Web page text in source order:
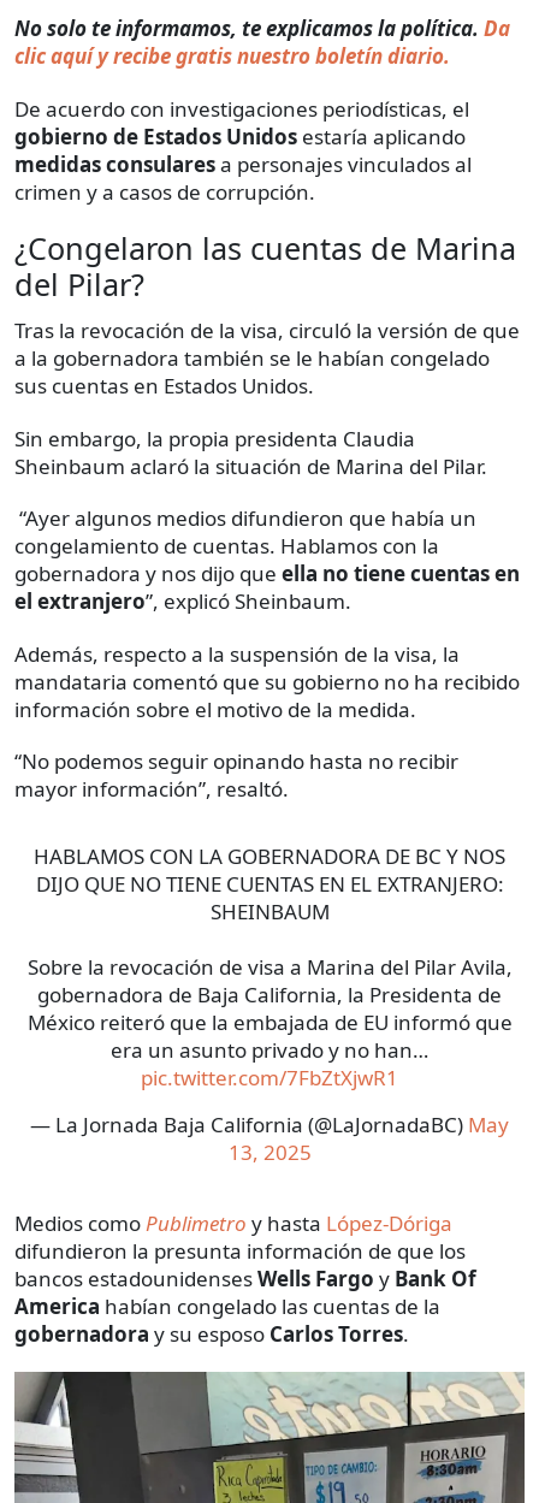
No solo te informamos, te explicamos la política. Da
clic aquí y recibe gratis nuestro boletín diario.
De acuerdo con investigaciones periodísticas, el
gobierno de Estados Unidos estaría aplicando
medidas consularesa personajes vinculados al
crimen y a casos de corrupción.
¿Congelaron las cuentas de Marina
del Pilar?
Tras la revocación de la visa, circuló la versión de que
a la gobernadora también se le habían congelado
sus cuentas en Estados Unidos.
Sin embargo, la propia presidenta Claudia
Sheinbaum aclaró la situación de Marina del Pilar.
“Ayer algunos medios difundieron que había un
congelamiento de cuentas. Hablamos con la
gobernadora y nos dijo que ella no tiene cuentas en
el extranjero”, explicó Sheinbaum.
Además, respecto a la suspensión de la visa, la
mandataria comentó que su gobierno no ha recibido
información sobre el motivo de la medida.
“No podemos seguir opinando hasta no recibir
mayor información”, resaltó.
HABLAMOS CON LA GOBERNADORA DE BC Y NOS
DIJO QUE NO TIENE CUENTAS EN EL EXTRANJERO:
SHEINBAUM
Sobre la revocación de visa a Marina del Pilar Avila,
gobernadora de Baja California, la Presidenta de
México reiteró que la embajada de EU informó que
era un asunto privado y no han…
pic.twitter.com/7FbZtXjwR1
— La Jornada Baja California (@LaJornadaBC) May
13, 2025
Medios comoPublimetro y hasta López-Dóriga
difundieron la presunta información de que los
bancos estadounidensesWells Fargo y Bank Of
America habían congelado las cuentas de la
gobernadora y su esposo Carlos Torres.